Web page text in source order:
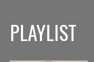
PLAYLIST